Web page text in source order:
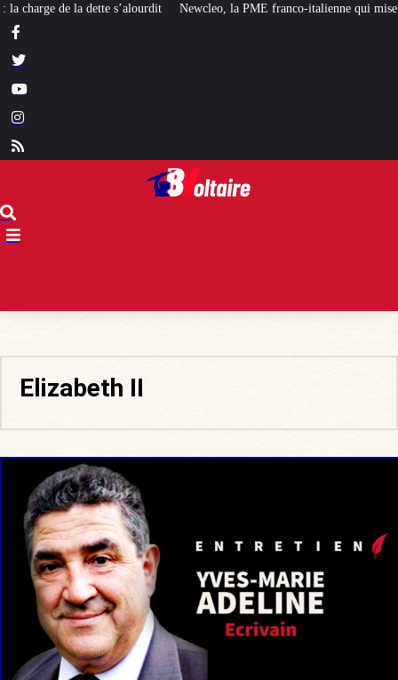
Newcleo, la PME franco-italienne qui mise sur l’avenir du « mini
Elizabeth II